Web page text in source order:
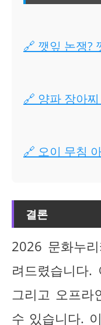
🔗 깻잎 논쟁?
🔗 양파 장아
🔗 오이 무침
결론
2026 문화누
려드렸습니다.
그리고 오프라
수 있습니다.